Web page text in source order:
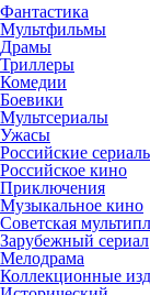
Фантастика
Мультфильмы
Драмы
Триллеры
Комедии
Боевики
Мультсериалы
Ужасы
Российские
Российское кино
Приключения
Музыкальное кино
Советская
Зарубежный сериал
Мелодрама
Коллекционные